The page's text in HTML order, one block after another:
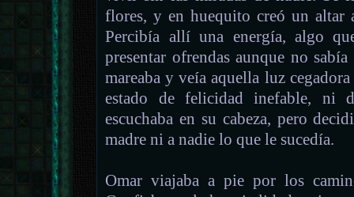
flores, y en huequito creó un altar
Percibía allí una energía, algo
presentar ofrendas aunque no
mareaba y veía aquella luz
estado de felicidad inefable, ni
escuchaba en su cabeza, pero
madre ni a nadie lo que le sucedía.
Omar viajaba a pie por los